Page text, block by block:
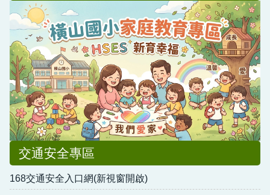
交通安全專區
168交通安全入口網(新視窗開啟)